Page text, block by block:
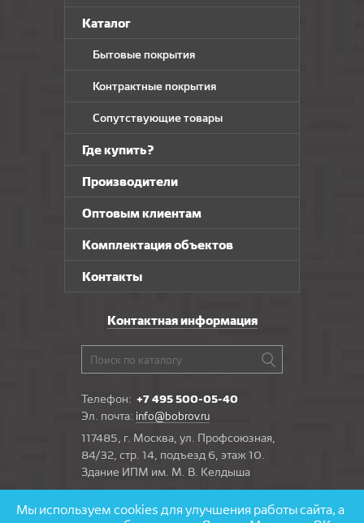
Каталог
Бытовые покрытия
Контрактные покрытия
Сопутствующие товары
Где купить?
Производители
Оптовым клиентам
Комплектация объектов
Контакты
Контактная информация
Телефон: +7 495 500-05-40
Эл. почта: info@bobrov.ru
117485, г. Москва, ул. Профсоюзная,
84/32, стр. 14, подъезд 6, этаж 10.
Здание ИПМ им. М. В. Келдыша
Задать вопрос
Мы используем cookies для улучшения работы сайта, а